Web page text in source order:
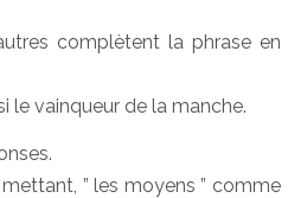
complètent la phrase en
le vainqueur de la manche.
” les moyens ” comme